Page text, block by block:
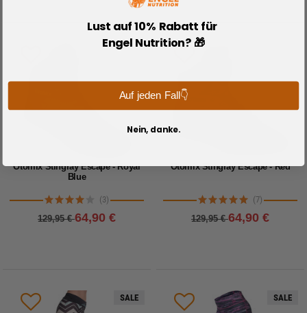
Otomix Stingray Escape - Royal
Blue
(3)
129,95 €64,90 €
Otomix Stingray Escape - Red
(7)
129,95 €64,90 €
SALE SALE
Lust auf 10% Rabatt für
Engel Nutrition? 🎁
Auf jeden Fall👇
Nein, danke.